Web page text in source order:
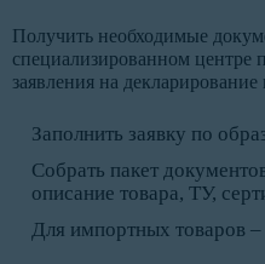
Получить необходимые
специализированном центре
заявления на
Заполнить заявку по
Собрать пакет
описание товара, ТУ,
Для импортных товаров